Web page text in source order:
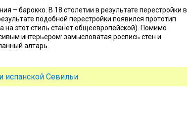
– барокко. В 18 столетии в результате перестройки в
подобной перестройки появился прототип
на этот стиль станет общеевропейской). Помимо
интерьером: замысловатая роспись стен и
алтарь.
испанской Севильи